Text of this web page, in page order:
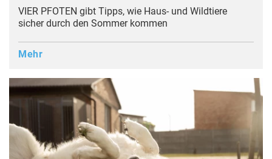
VIER PFOTEN gibt Tipps, wie Haus- und Wildtiere
sicher durch den Sommer kommen
Mehr